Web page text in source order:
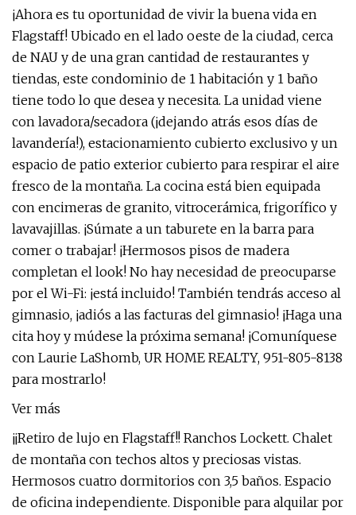
¡Ahora es tu oportunidad de vivir la buena vida en
Flagstaff! Ubicado en el lado oeste de la ciudad, cerca
de NAU y de una gran cantidad de restaurantes y
tiendas, este condominio de 1 habitación y 1 baño
tiene todo lo que desea y necesita. La unidad viene
con lavadora/secadora (¡dejando atrás esos días de
lavandería!), estacionamiento cubierto exclusivo y un
espacio de patio exterior cubierto para respirar el aire
fresco de la montaña. La cocina está bien equipada
con encimeras de granito, vitrocerámica, frigorífico y
lavavajillas. ¡Súmate a un taburete en la barra para
comer o trabajar! ¡Hermosos pisos de madera
completan el look! No hay necesidad de preocuparse
por el Wi-Fi: ¡está incluido! También tendrás acceso al
gimnasio, ¡adiós a las facturas del gimnasio! ¡Haga una
cita hoy y múdese la próxima semana! ¡Comuníquese
con Laurie LaShomb, UR HOME REALTY, 951-805-8138
para mostrarlo!
Ver más
¡¡Retiro de lujo en Flagstaff!! Ranchos Lockett. Chalet
de montaña con techos altos y preciosas vistas.
Hermosos cuatro dormitorios con 3,5 baños. Espacio
de oficina independiente. Disponible para alquilar por